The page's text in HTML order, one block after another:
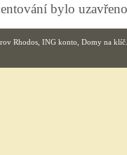
bylo
Rhodos ING konto Domy na klíč